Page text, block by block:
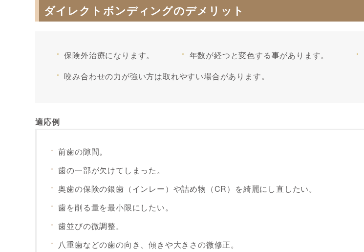
ダイレクトボンディングのデメリット
保険外治療になります。 年数が経つと変色する事があります。
咬み合わせの力が強い方は取れやすい場合があります。
適応例
前歯の隙間。
歯の一部が欠けてしまった。
奥歯の保険の銀歯（インレー）や詰め物（CR）を綺麗にし直したい。
歯を削る量を最小限にしたい。
歯並びの微調整。
八重歯などの歯の向き、傾きや大きさの微修正。